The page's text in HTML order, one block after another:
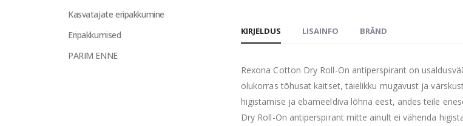
KIRJELDUS LISAINFO BRÄND
Rexona Cotton Dry Roll-On antiperspirant on
olukorras tõhusat kaitset, täielikku mugavust ja
higistamise ja ebameeldiva lõhna eest, andes teile
Dry Roll-On antiperspirant mitte ainult ei vähenda
Kasvatajate eripakkumine
Eripakkumised
PARIM ENNE